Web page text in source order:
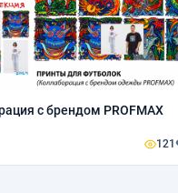
с брендом PROFMAX
121